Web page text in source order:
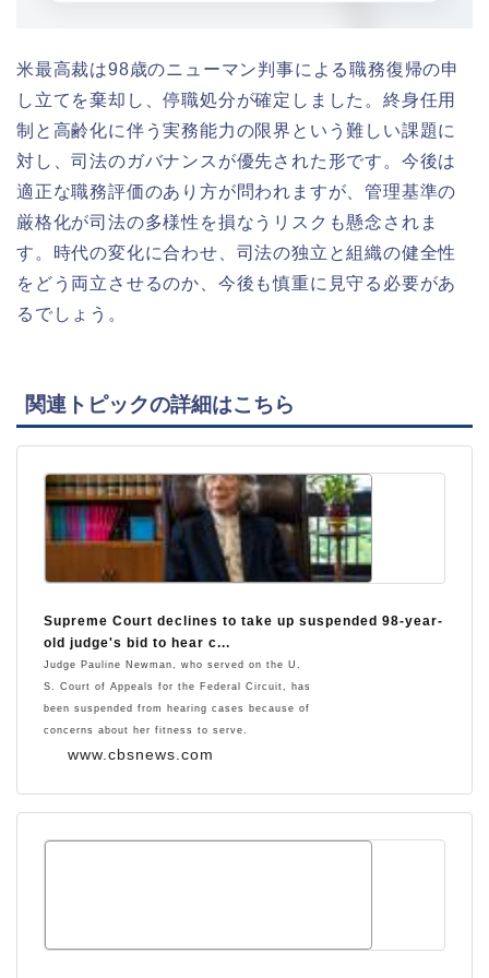
米最高裁は98歳のニューマン判事による職務復帰の申
し立てを棄却し、停職処分が確定しました。終身任用
制と高齢化に伴う実務能力の限界という難しい課題に
対し、司法のガバナンスが優先された形です。今後は
適正な職務評価のあり方が問われますが、管理基準の
厳格化が司法の多様性を損なうリスクも懸念されま
す。時代の変化に合わせ、司法の独立と組織の健全性
をどう両立させるのか、今後も慎重に見守る必要があ
るでしょう。
関連トピックの詳細はこちら
www.cbsnews.com
Supreme Court declines to take up suspended 98-year-
old judge's bid to hear c...
Judge Pauline Newman, who served on the U.
S. Court of Appeals for the Federal Circuit, has
been suspended from hearing cases because of
concerns about her fitness to serve.